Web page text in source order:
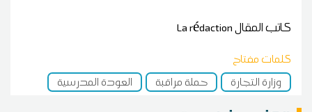
كاتب المقالLa rédaction
كلمات مفتاح
وزارة التجارة
حملة مراقبة العودة المدرسية